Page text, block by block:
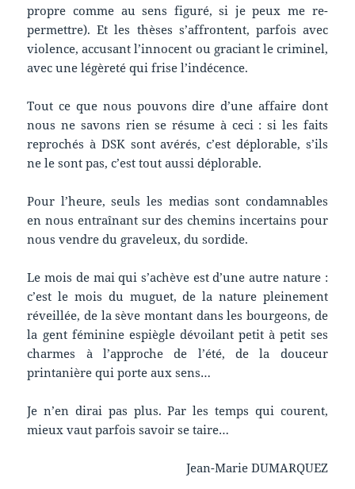
propre comme au sens figuré, si je peux me re-
permettre). Et les thèses s’affrontent, parfois avec
violence, accusant l’innocent ou graciant le criminel,
avec une légèreté qui frise l’indécence.
Tout ce que nous pouvons dire d’une affaire dont
nous ne savons rien se résume à ceci : si les faits
reprochés à DSK sont avérés, c’est déplorable, s’ils
ne le sont pas, c’est tout aussi déplorable.
Pour l’heure, seuls les medias sont condamnables
en nous entraînant sur des chemins incertains pour
nous vendre du graveleux, du sordide.
Le mois de mai qui s’achève est d’une autre nature :
c’est le mois du muguet, de la nature pleinement
réveillée, de la sève montant dans les bourgeons, de
la gent féminine espiègle dévoilant petit à petit ses
charmes à l’approche de l’été, de la douceur
printanière qui porte aux sens…
Je n’en dirai pas plus. Par les temps qui courent,
mieux vaut parfois savoir se taire…
Jean-Marie DUMARQUEZ